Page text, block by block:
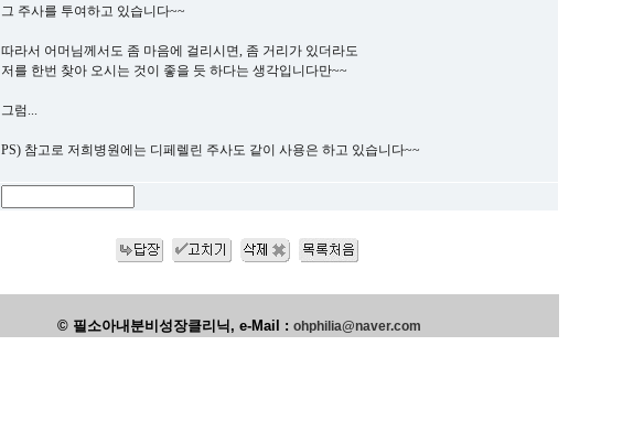
그 주사를 투여하고 있습니다~~
따라서 어머님께서도 좀 마음에 걸리시면, 좀 거리가 있더라도
저를 한번 찾아 오시는 것이 좋을 듯 하다는 생각입니다만~~
그럼...
PS) 참고로 저희병원에는 디페렐린 주사도 같이 사용은 하고 있습니다~~
© 필소아내분비성장클리닉, e-Mail : ohphilia@naver.com